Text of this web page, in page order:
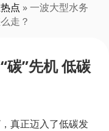
点 » 一波大型水务
走？
碳”先机 低碳
真正迈入了低碳发